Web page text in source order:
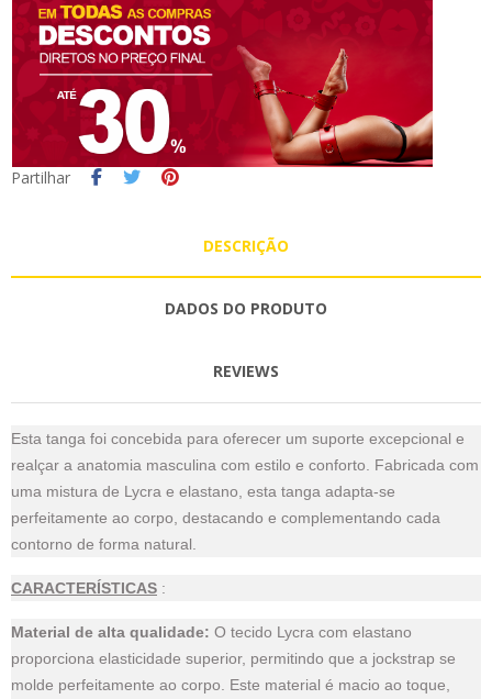
Partilhar
DESCRIÇÃO
DADOS DO PRODUTO
REVIEWS
Esta tanga foi concebida para oferecer um suporte excepcional e
realçar a anatomia masculina com estilo e conforto. Fabricada com
uma mistura de Lycra e elastano, esta tanga adapta-se
perfeitamente ao corpo, destacando e complementando cada
contorno de forma natural.
CARACTERÍSTICAS :
Material de alta qualidade: O tecido Lycra com elastano
proporciona elasticidade superior, permitindo que a jockstrap se
molde perfeitamente ao corpo. Este material é macio ao toque,